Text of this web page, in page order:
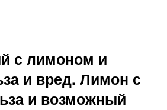
с лимоном и
и вред. Лимон с
и возможный